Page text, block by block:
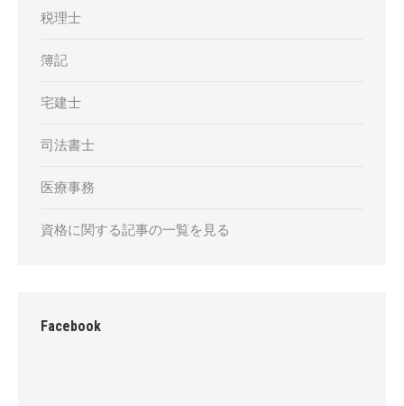
税理士
簿記
宅建士
司法書士
医療事務
資格に関する記事の一覧を見る
Facebook